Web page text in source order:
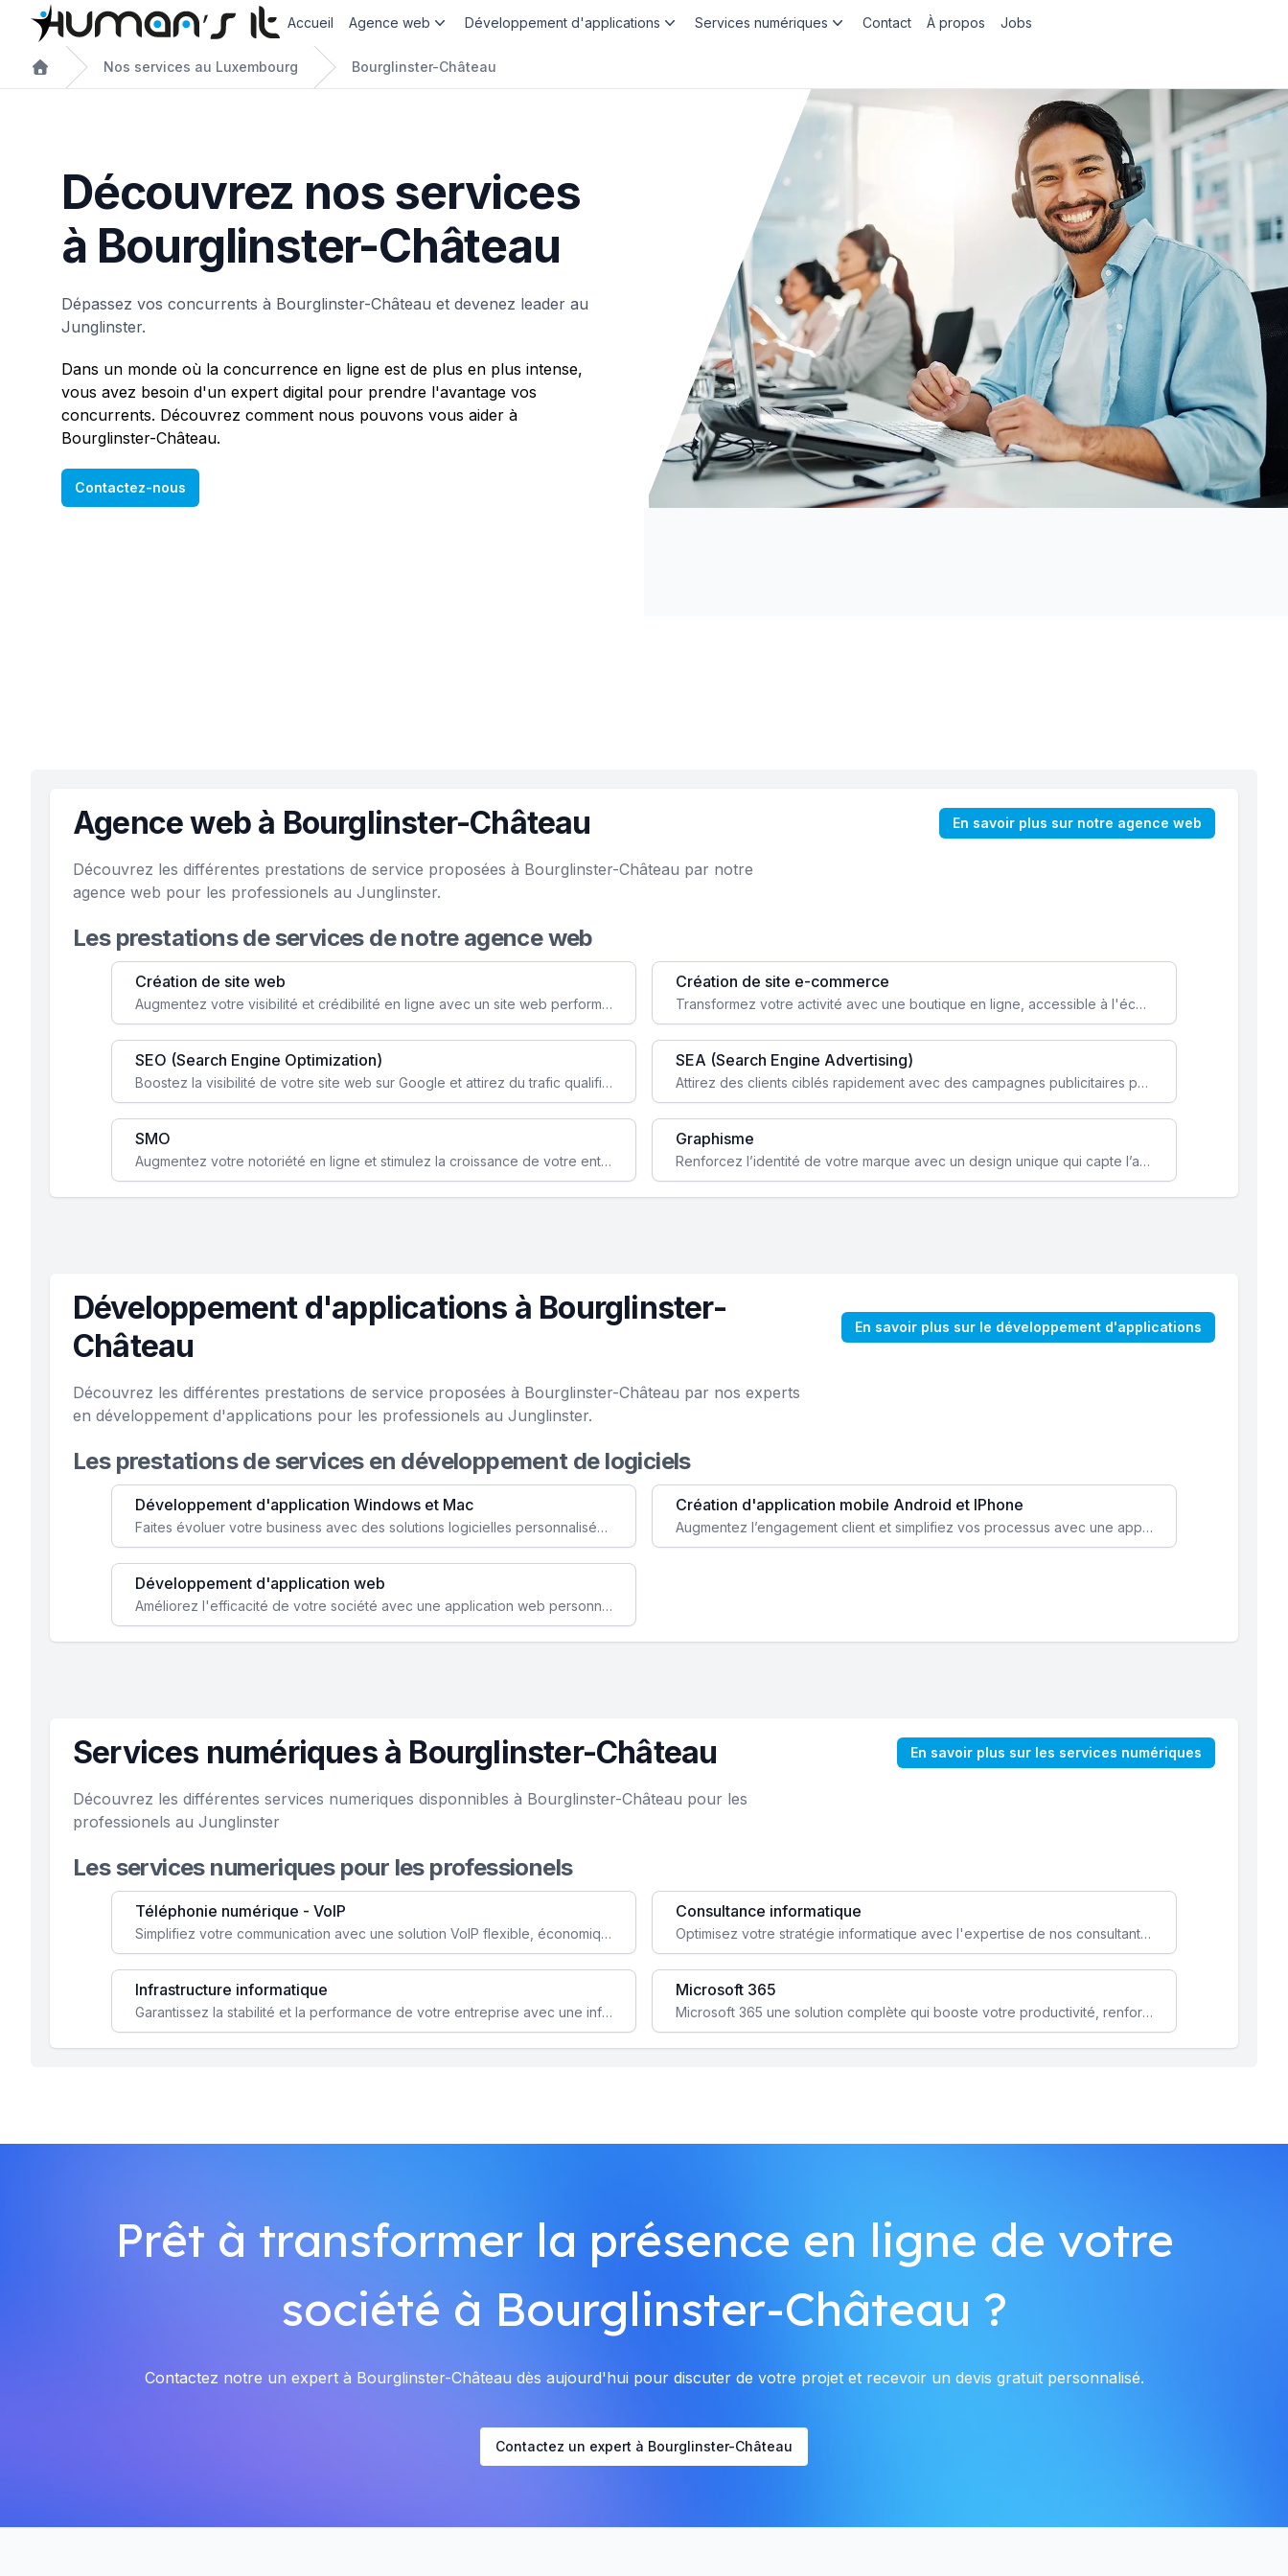
Accueil Agence web Développement d'applications Services numériques Contact À propos Jobs
Nos services au Luxembourg Bourglinster-Château
Découvrez nos services
à Bourglinster-Château
Dépassez vos concurrents à Bourglinster-Château et devenez leader au
Junglinster.
Dans un monde où la concurrence en ligne est de plus en plus intense,
vous avez besoin d'un expert digital pour prendre l'avantage vos
concurrents. Découvrez comment nous pouvons vous aider à
Bourglinster-Château.
Contactez-nous
Agence web à Bourglinster-Château En savoir plus sur notre agence web
Découvrez les différentes prestations de service proposées à Bourglinster-Château par notre
agence web pour les professionels au Junglinster.
Les prestations de services de notre agence web
Création de site web
Augmentez votre visibilité et crédibilité en ligne avec un site web performant, conçu pour attirer plus de clients.
Création de site e-commerce
Transformez votre activité avec une boutique en ligne, accessible à l'échelle mondiale 24/7.
SEO (Search Engine Optimization)
Boostez la visibilité de votre site web sur Google et attirez du trafic qualifié grâce à nos stratégies SEO.
SEA (Search Engine Advertising)
Attirez des clients ciblés rapidement avec des campagnes publicitaires payantes optimisées pour vos objectifs.
SMO
Augmentez votre notoriété en ligne et stimulez la croissance de votre entreprise grâce à une stratégie sociale sur mesure.
Graphisme
Renforcez l’identité de votre marque avec un design unique qui capte l’attention et engage vos clients.
Développement d'applications à Bourglinster-
Château
En savoir plus sur le développement d'applications
Découvrez les différentes prestations de service proposées à Bourglinster-Château par nos experts
en développement d'applications pour les professionels au Junglinster.
Les prestations de services en développement de logiciels
Développement d'application Windows et Mac
Faites évoluer votre business avec des solutions logicielles personnalisées, parfaitement adaptées à vos besoins spécifiques.
Création d'application mobile Android et IPhone
Augmentez l’engagement client et simplifiez vos processus avec une application mobile sur mesure, disponible sur iOS et Android.
Développement d'application web
Améliorez l'efficacité de votre société avec une application web personnalisée accessible partout et tout le temps.
Services numériques à Bourglinster-Château En savoir plus sur les services numériques
Découvrez les différentes services numeriques disponnibles à Bourglinster-Château pour les
professionels au Junglinster
Les services numeriques pour les professionels
Téléphonie numérique - VoIP
Simplifiez votre communication avec une solution VoIP flexible, économique et adaptée à vos besoins professionnels.
Consultance informatique
Optimisez votre stratégie informatique avec l'expertise de nos consultants pour améliorer votre efficacité et sécurité.
Infrastructure informatique
Garantissez la stabilité et la performance de votre entreprise avec une infrastructure IT sécurisée et évolutive.
Microsoft 365
Microsoft 365 une solution complète qui booste votre productivité, renforce la sécurité de vos données et facilite la collaboration.
Prêt à transformer la présence en ligne de votre
société à Bourglinster-Château ?
Contactez notre un expert à Bourglinster-Château dès aujourd'hui pour discuter de votre projet et recevoir un devis gratuit personnalisé.
Contactez un expert à Bourglinster-Château